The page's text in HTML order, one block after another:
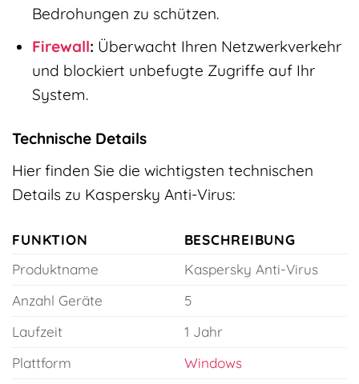
Bedrohungen zu schützen.
Firewall: Überwacht Ihren Netzwerkverkehr
und blockiert unbefugte Zugriffe auf Ihr
System.
Technische Details
Hier finden Sie die wichtigsten technischen
Details zu Kaspersky Anti-Virus:
FUNKTION
BESCHREIBUNG
Produktname
Kaspersky Anti-Virus
Anzahl Geräte
5
Laufzeit
1 Jahr
Plattform
Windows